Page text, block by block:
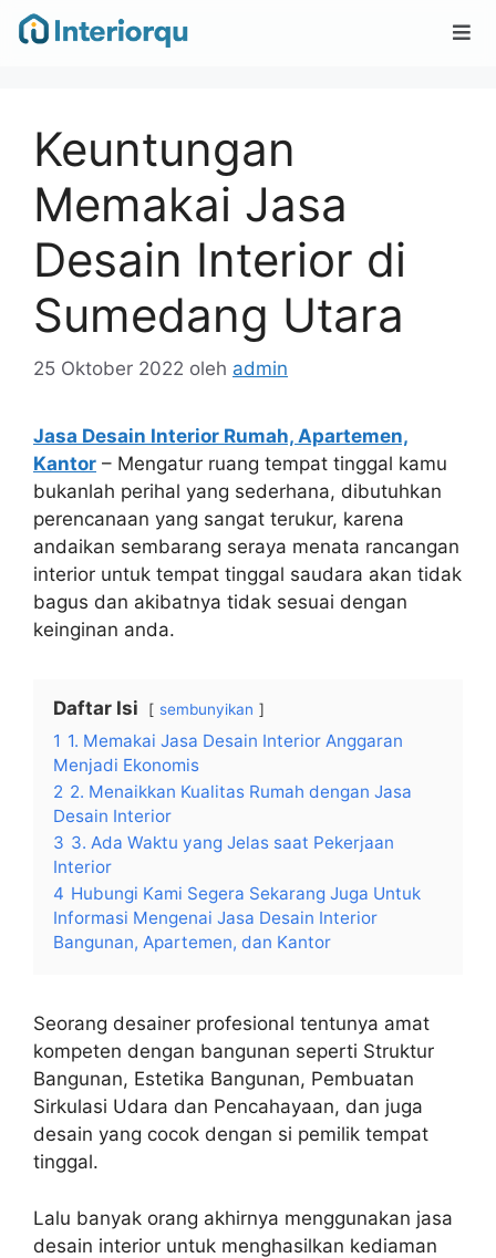
Keuntungan
Memakai Jasa
Desain Interior di
Sumedang Utara
25 Oktober 2022 oleh admin
Jasa Desain Interior Rumah, Apartemen,
Kantor – Mengatur ruang tempat tinggal kamu
bukanlah perihal yang sederhana, dibutuhkan
perencanaan yang sangat terukur, karena
andaikan sembarang seraya menata rancangan
interior untuk tempat tinggal saudara akan tidak
bagus dan akibatnya tidak sesuai dengan
keinginan anda.
Daftar Isi sembunyikan
1 1. Memakai Jasa Desain Interior Anggaran
Menjadi Ekonomis
2 2. Menaikkan Kualitas Rumah dengan Jasa
Desain Interior
3 3. Ada Waktu yang Jelas saat Pekerjaan
Interior
4 Hubungi Kami Segera Sekarang Juga Untuk
Informasi Mengenai Jasa Desain Interior
Bangunan, Apartemen, dan Kantor
Seorang desainer profesional tentunya amat
kompeten dengan bangunan seperti Struktur
Bangunan, Estetika Bangunan, Pembuatan
Sirkulasi Udara dan Pencahayaan, dan juga
desain yang cocok dengan si pemilik tempat
tinggal.
Lalu banyak orang akhirnya menggunakan jasa
desain interior untuk menghasilkan kediaman